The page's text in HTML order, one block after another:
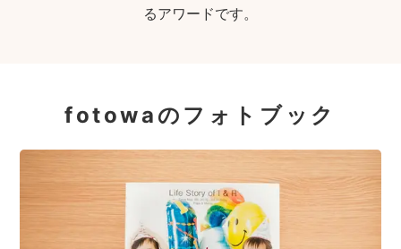
るアワードです。
fotowaのフォトブック